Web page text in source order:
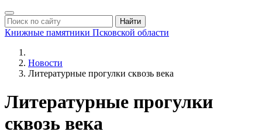
Найти
Книжные памятники Псковской области
Новости
Литературные прогулки сквозь века
Литературные прогулки
сквозь века